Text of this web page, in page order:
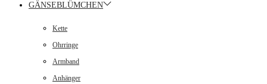
GÄNSEBLÜMCHEN
Kette
Ohrringe
Armband
Anhänger